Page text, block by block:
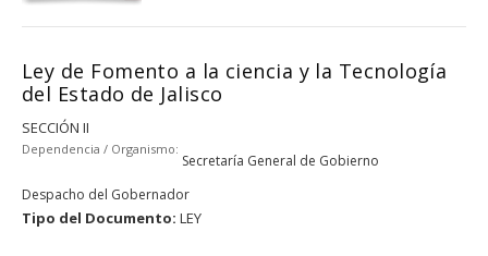
Ley de Fomento a la ciencia y la Tecnología
del Estado de Jalisco
SECCIÓN II
Dependencia / Organismo:
Secretaría General de Gobierno
Despacho del Gobernador
Tipo del Documento: LEY